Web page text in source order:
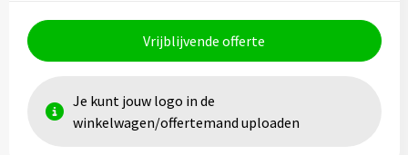
Vrijblijvende offerte
Je kunt jouw logo in de
winkelwagen/offertemand uploaden